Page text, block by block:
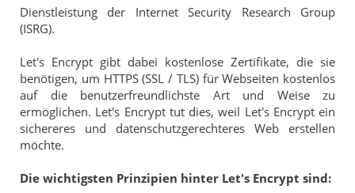
Dienstleistung der Internet Security Research Group
(ISRG).
Let's Encrypt gibt dabei kostenlose Zertifikate, die sie
benötigen, um HTTPS (SSL / TLS) für Webseiten kostenlos
auf die benutzerfreundlichste Art und Weise zu
ermöglichen. Let's Encrypt tut dies, weil Let's Encrypt ein
sichereres und datenschutzgerechteres Web erstellen
möchte.
Die wichtigsten Prinzipien hinter Let's Encrypt sind: